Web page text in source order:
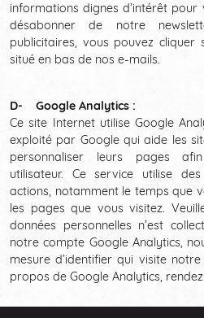
informations dignes d’intérêt pour
désabonner de notre
publicitaires, vous pouvez cliquer
situé en bas de nos e-mails.
D- Google Analytics :
Ce site Internet utilise Google
exploité par Google qui aide les
personnaliser leurs pages afin
utilisateur. Ce service utilise
actions, notamment le temps que
les pages que vous visitez.
données personnelles n’est
notre compte Google Analytics,
mesure d’identifier qui visite
propos de Google Analytics,